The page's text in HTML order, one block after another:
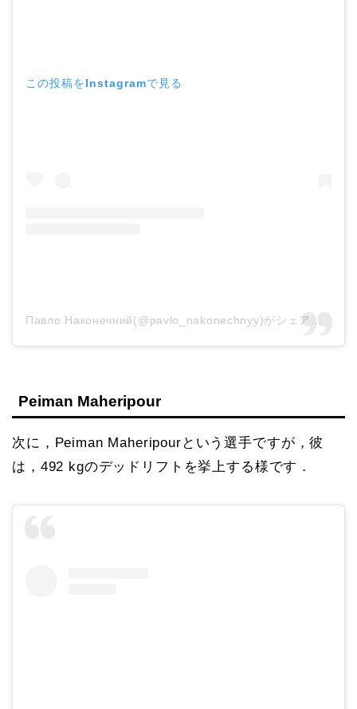
この投稿をInstagramで見る
Павло Наконечний(@pavlo_nakonechnyy)がシェアした投稿
Peiman Maheripour
次に，Peiman Maheripourという選手ですが，彼
は，492 kgのデッドリフトを挙上する様です．